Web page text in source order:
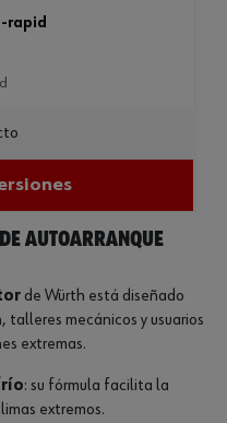
rapid
autoarranque
de Würth está diseñado
mecánicos y usuarios
extremas.
: su fórmula facilita la
extremos.